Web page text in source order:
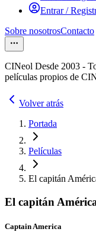
Entrar /
Sobre nosotrosContacto
CINeol Desde 2003 -
películas propios de
Volver atrás
Portada
Películas
El capitán
El capitán
Captain America